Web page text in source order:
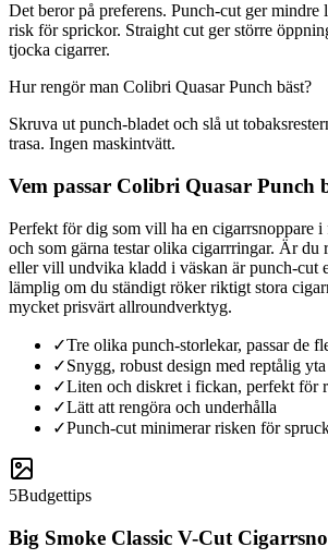
Det beror på preferens. Punch-cut ger
risk för sprickor. Straight cut ger större
tjocka cigarrer.
Hur rengör man Colibri Quasar Punch bäst?
Skruva ut punch-bladet och slå ut
trasa. Ingen maskintvätt.
Vem passar Colibri Quasar Punch
Perfekt för dig som vill ha en cigarrsnoppare i
och som gärna testar olika cigarrringar. Är du
eller vill undvika kladd i väskan är punch-cut
lämplig om du ständigt röker riktigt stora
mycket prisvärt allroundverktyg.
✓Tre olika punch-storlekar, passar de
✓Snygg, robust design med reptålig yta
✓Liten och diskret i fickan, perfekt för
✓Lätt att rengöra och underhålla
✓Punch-cut minimerar risken för
5Budgettips
Big Smoke Classic V-Cut